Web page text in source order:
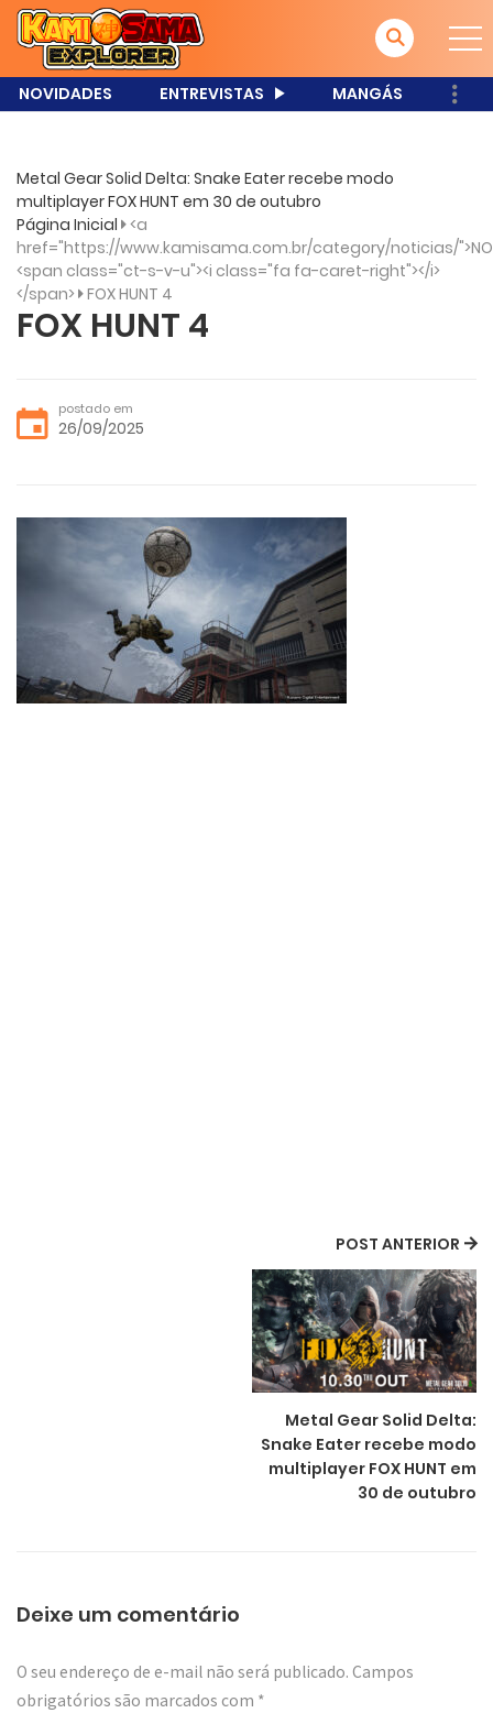
NOVIDADES ENTREVISTAS MANGÁS
Metal Gear Solid Delta: Snake Eater recebe modo
multiplayer FOX HUNT em 30 de outubro
Página Inicial <a
href="https://www.kamisama.com.br/category/noticias/
<span class="ct-s-v-u"><i class="fa fa-caret-right"></i>
</span> FOX HUNT 4
FOX HUNT 4
postado em
26/09/2025
POST ANTERIOR
Metal Gear Solid Delta:
Snake Eater recebe modo
multiplayer FOX HUNT em
30 de outubro
Deixe um comentário
O seu endereço de e-mail não será publicado. Campos
obrigatórios são marcados com *